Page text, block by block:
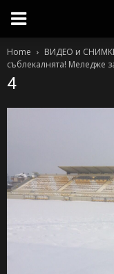
Home
ВИДЕО и
съблекалнята! Меледже
4